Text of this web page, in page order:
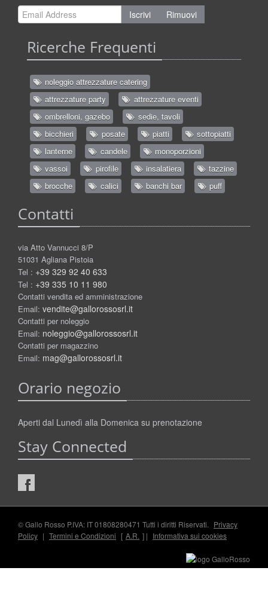
Iscrivi
Rimuovi
Ricerche Frequenti
noleggio attrezzature catering
attrezzature party
attrezzature eventi
ombrelloni, gazebo
sedie, tavoli
bicchieri
posate piatti
sottopiatti
lanterne
candele
monoporzioni
vassoi
pirofile insalatiera
tazzine
brocche
calici banchi bar puff
Contatti
via Atto Vannucci 8/P
51031 Agliana Pistoia
Tel : +39 329 92 40 633
Tel : +39 335 10 11 980
Contatti vendita ed amministrazione
Email: vendite@gallorossosrl.it
Contatti per noleggio
Email: noleggio@gallorossosrl.it
Contatti per magazzino
Email: mag@gallorossosrl.it
Orario negozio
Aperti dal Lunedì alla Domenica su prenotazione
Stay Connected
© Gallo Rosso P.IVA: IT 01808280471 Tutti i diritti Riservati. Privacy
Policy | Termini e Condizioni [ A.R. ] | Informativa sui cookies